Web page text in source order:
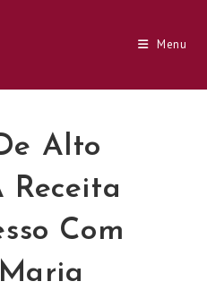
Menu
Alto
Receita
Com